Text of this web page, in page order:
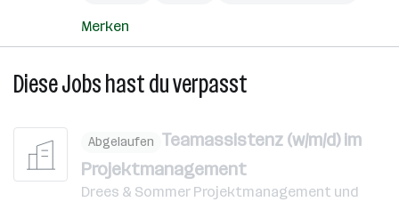
Merken
Diese Jobs hast du verpasst
Abgelaufen Teamassistenz (w/m/d) im
Projektmanagement
Drees & Sommer Projektmanagement und